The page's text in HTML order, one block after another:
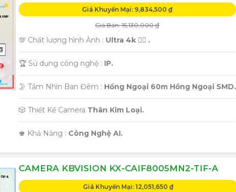
Giá Khuyến Mại: 9,834,500 ₫
Giá Bán: 15,130,000 ₫
💯 Chất lượng hình Ảnh : Ultra 4k 👍🏾 .
🏆 Sử dụng công nghệ : IP.
🌛 Tầm Nhìn Ban Đêm : Hồng Ngoại 60m Hồng Ngoại SMD.
🎲 Thiết Kế Camera Thân Kim Loại.
️♚ Khả Năng : Công Nghệ AI.
CAMERA KBVISION KX-CAIF8005MN2-TIF-A
Giá Khuyến Mại: 12,051,650 ₫